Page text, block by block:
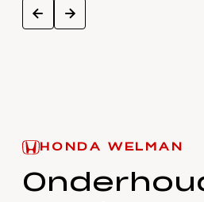
prev next
HONDA WELMAN